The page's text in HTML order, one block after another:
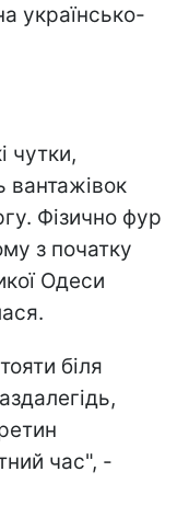
українсько-
чутки,
вантажівок
Фізично фур
з початку
Одеси
біля
час", -